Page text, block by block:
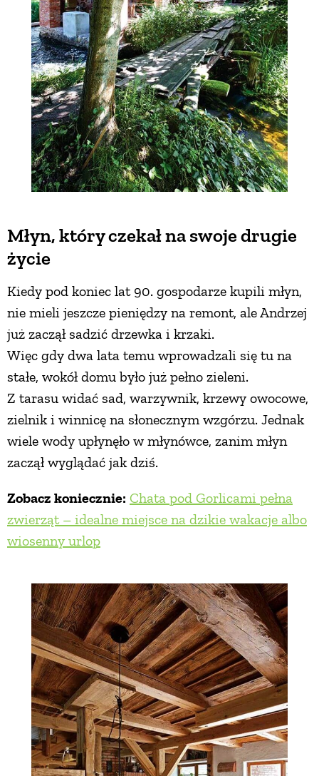
Młyn, który czekał na swoje drugie
życie
Kiedy pod koniec lat 90. gospodarze kupili młyn,
nie mieli jeszcze pieniędzy na remont, ale Andrzej
już zaczął sadzić drzewka i krzaki.
Więc gdy dwa lata temu wprowadzali się tu na
stałe, wokół domu było już pełno zieleni.
Z tarasu widać sad, warzywnik, krzewy owocowe,
zielnik i winnicę na słonecznym wzgórzu. Jednak
wiele wody upłynęło w młynówce, zanim młyn
zaczął wyglądać jak dziś.
Zobacz koniecznie: Chata pod Gorlicami pełna
zwierząt – idealne miejsce na dzikie wakacje albo
wiosenny urlop